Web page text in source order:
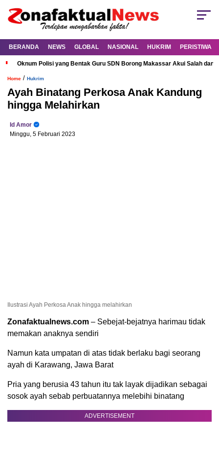
BERANDA NEWS GLOBAL NASIONAL HUKRIM PERISTIWA
Oknum Polisi yang Bentak Guru SDN Borong Makassar Akui Salah dan
Home / Hukrim
Ayah Binatang Perkosa Anak Kandung
hingga Melahirkan
Id Amor
Minggu, 5 Februari 2023
Ilustrasi Ayah Perkosa Anak hingga melahirkan
Zonafaktualnews.com – Sebejat-bejatnya harimau tidak
memakan anaknya sendiri
Namun kata umpatan di atas tidak berlaku bagi seorang
ayah di Karawang, Jawa Barat
Pria yang berusia 43 tahun itu tak layak dijadikan sebagai
sosok ayah sebab perbuatannya melebihi binatang
ADVERTISEMENT